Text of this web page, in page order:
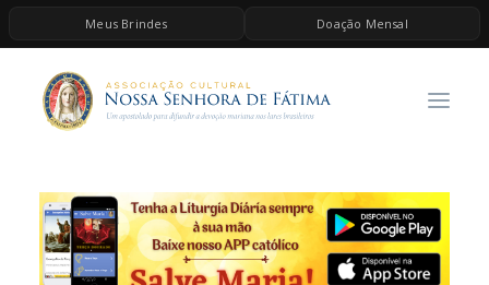
Meus Brindes Doação Mensal
HOME
A ASSOCIAÇÃO
ESPIRITUALIDADE
AS MELHORES MÚSICAS CATÓLICAS
BRINDES